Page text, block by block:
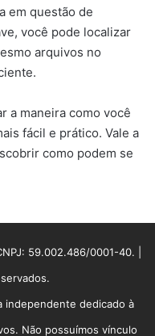
em questão de
você pode localizar
arquivos no
a maneira como você
fácil e prático. Vale a
como podem se
59.002.486/0001-40. |
independente dedicado à
Não possuímos vínculo